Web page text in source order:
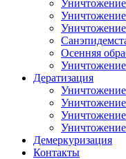
Осенняя
Дератизация
Демеркуризация
Контакты